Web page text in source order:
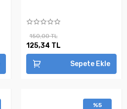
150,00 TL
125,34 TL
Sepete Ekle
%5